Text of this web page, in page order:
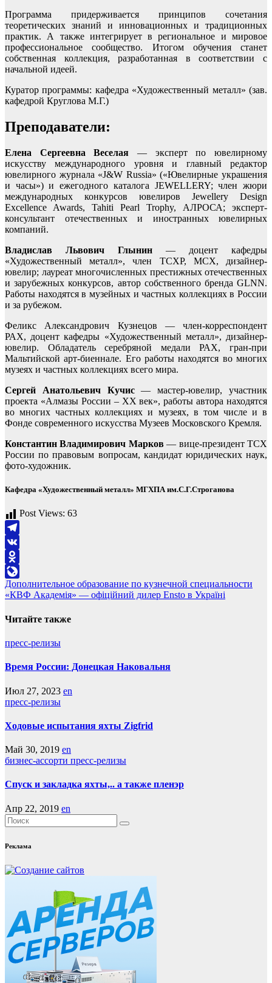
Программа придерживается принципов сочетания
теоретических знаний и инновационных и традиционных
практик. А также интегрирует в региональное и мировое
профессиональное сообщество. Итогом обучения станет
собственная коллекция, разработанная в соответствии с
начальной идеей.
Куратор программы: кафедра «Художественный металл» (зав.
кафедрой Круглова М.Г.)
Преподаватели:
Елена Сергеевна Веселая — эксперт по ювелирному
искусству международного уровня и главный редактор
ювелирного журнала «J&W Russia» («Ювелирные украшения
и часы») и ежегодного каталога JEWELLERY; член жюри
международных конкурсов ювелиров Jewellery Design
Excellence Awards, Tahiti Pearl Trophy, АЛРОСА; эксперт-
консультант отечественных и иностранных ювелирных
компаний.
Владислав Львович Глынин — доцент кафедры
«Художественный металл», член ТСХР, МСХ, дизайнер-
ювелир; лауреат многочисленных престижных отечественных
и зарубежных конкурсов, автор собственного бренда GLNN.
Работы находятся в музейных и частных коллекциях в России
и за рубежом.
Феликс Александрович Кузнецов — член-корреспондент
РАХ, доцент кафедры «Художественный металл», дизайнер-
ювелир. Обладатель серебряной медали РАХ, гран-при
Мальтийской арт-биеннале. Его работы находятся во многих
музеях и частных коллекциях всего мира.
Сергей Анатольевич Кучис— мастер-ювелир, участник
проекта «Алмазы России – XX век», работы автора находятся
во многих частных коллекциях и музеях, в том числе и в
Фонде современного искусства Музеев Московского Кремля.
Константин Владимирович Марков — вице-президент ТСХ
России по правовым вопросам, кандидат юридических наук,
фото-художник.
Кафедра «Художественный металл» МГХПА им.С.Г.Строганова
Post Views: 63
Telegram
VK
Odnoklassniki
LiveJournal
Навигация
по
записям
Дополнительное образование по кузнечной специальности
«КВФ Академія» — офіційний дилер Ensto в Україні
Читайте также
пресс-релизы
Время России: Донецкая Наковальня
Июл 27, 2023 en
пресс-релизы
Ходовые испытания яхты Zigfrid
Май 30, 2019 en
бизнес-ассорти пресс-релизы
Спуск и закладка яхты,.. а также пленэр
Апр 22, 2019 en
Реклама